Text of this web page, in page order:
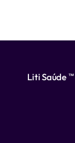
Liti Saúde ™